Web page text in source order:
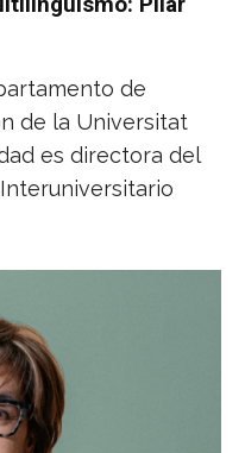
de
de la Universitat
es directora del